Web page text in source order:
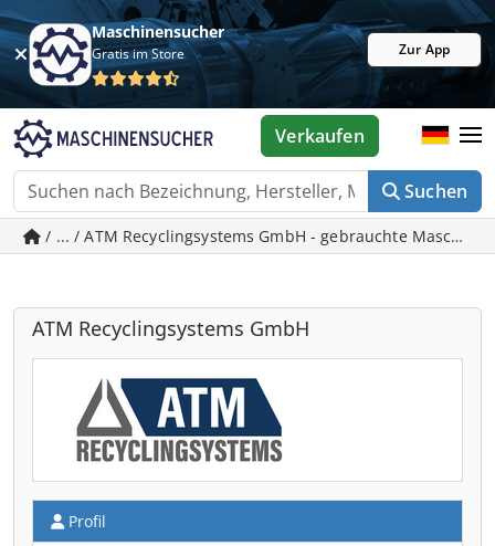
Maschinensucher
Gratis im Store Zur App
Suchen
Verkaufen
/ ... / ATM Recyclingsystems GmbH - gebrauchte
ATM Recyclingsystems GmbH
Profil